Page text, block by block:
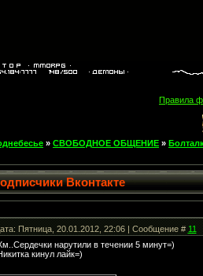
Правила
» СВОБОДНОЕ ОБЩЕНИЕ »
Вконтакте
Пятница, 20.01.2012, 22:06 | Сообщение #11
нарутили в течении 5 минут=)
кинул лайк=)